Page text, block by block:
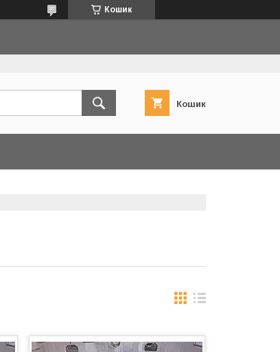
Кошик
Кошик